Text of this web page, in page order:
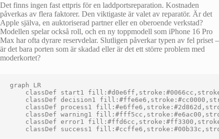
Det finns ingen fast ettpris för en laddportsreparation. Kostnaden
påverkas av flera faktorer. Den viktigaste är valet av reparatör. Är det
Apple själva, en auktoriserad partner eller en oberoende verkstad?
Modellen spelar också roll, och en ny toppmodell som iPhone 16 Pro
Max har ofta dyrare reservdelar. Slutligen påverkar typen av fel priset –
är det bara porten som är skadad eller är det ett större problem med
moderkortet?
graph LR
classDef start1
classDef decision1
classDef process1
classDef warning1
classDef error1
classDef success1